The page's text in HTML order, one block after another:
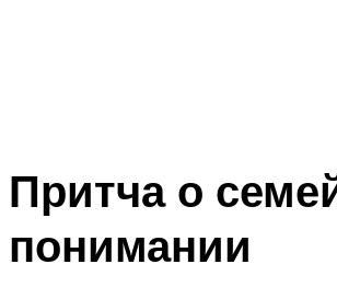
Притча о
понимании